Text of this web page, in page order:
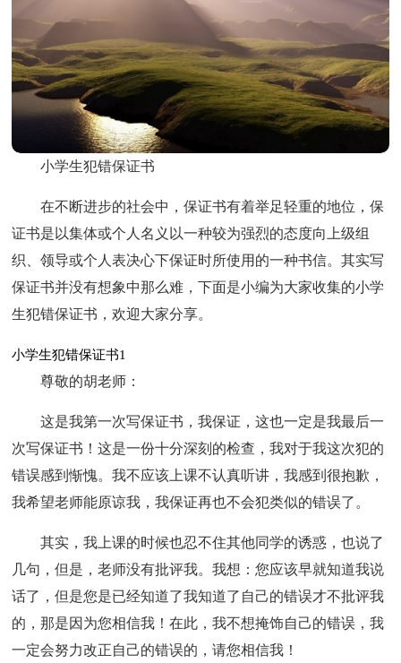
小学生犯错保证书
在不断进步的社会中，保证书有着举足轻重的地位，保
证书是以集体或个人名义以一种较为强烈的态度向上级组
织、领导或个人表决心下保证时所使用的一种书信。其实写
保证书并没有想象中那么难，下面是小编为大家收集的小学
生犯错保证书，欢迎大家分享。
小学生犯错保证书1
尊敬的胡老师：
这是我第一次写保证书，我保证，这也一定是我最后一
次写保证书！这是一份十分深刻的检查，我对于我这次犯的
错误感到惭愧。我不应该上课不认真听讲，我感到很抱歉，
我希望老师能原谅我，我保证再也不会犯类似的错误了。
其实，我上课的时候也忍不住其他同学的诱惑，也说了
几句，但是，老师没有批评我。我想：您应该早就知道我说
话了，但是您是已经知道了我知道了自己的错误才不批评我
的，那是因为您相信我！在此，我不想掩饰自己的错误，我
一定会努力改正自己的错误的，请您相信我！